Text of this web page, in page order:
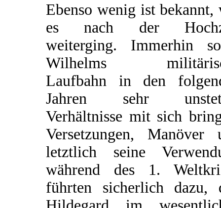
Ebenso wenig ist bekannt,
es nach der
weiterging. Immerhin
Wilhelms
Laufbahn in den
Jahren sehr
Verhältnisse mit sich
Versetzungen, Manöver
letztlich seine
während des 1.
führten sicherlich dazu,